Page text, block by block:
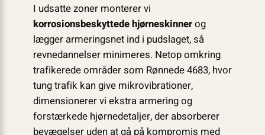
I udsatte zoner monterer vi
korrosionsbeskyttede hjørneskinnerog
lægger armeringsnet ind i pudslaget, så
revnedannelser minimeres. Netop omkring
trafikerede områder som Rønnede 4683, hvor
tung trafik kan give mikrovibrationer,
dimensionerer vi ekstra armering og
forstærkede hjørnedetaljer, der absorberer
bevægelser uden at gå på kompromis med